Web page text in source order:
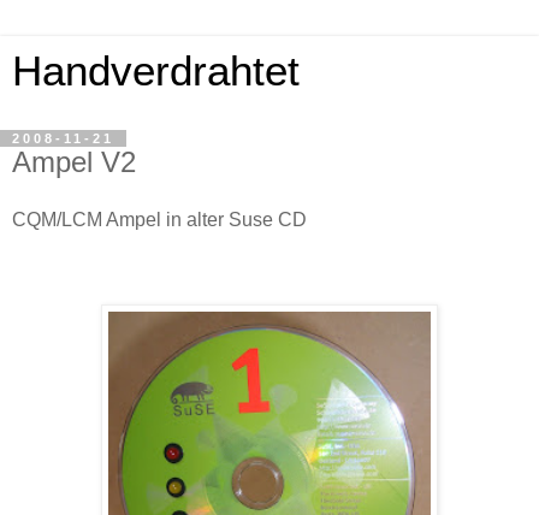
Handverdrahtet
2008-11-21
Ampel V2
CQM/LCM Ampel in alter Suse CD